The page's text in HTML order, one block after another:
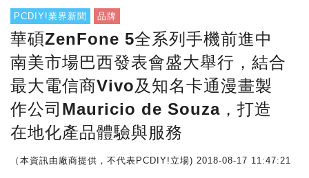
PCDIY!業界新聞 品牌
華碩ZenFone 5全系列手機前進中
南美市場巴西發表會盛大舉行，結合
最大電信商Vivo及知名卡通漫畫製
作公司Mauricio de Souza，打造
在地化產品體驗與服務
（本資訊由廠商提供，不代表PCDIY!立場) 2018-08-17 11:47:21